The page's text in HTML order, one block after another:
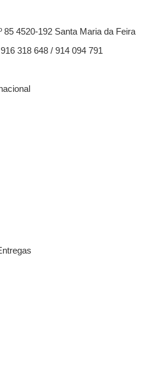
85 4520-192 Santa Maria da Feira
318 648 / 914 094 791